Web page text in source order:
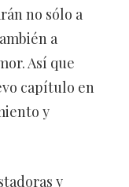
no sólo a
a
Así que
capítulo en
y
y